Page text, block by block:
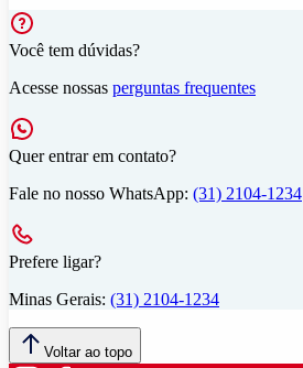
Você tem dúvidas?
Acesse nossas perguntas frequentes
Quer entrar em contato?
Fale no nosso WhatsApp: (31) 2104-1234
Prefere ligar?
Minas Gerais: (31) 2104-1234
Voltar ao topo